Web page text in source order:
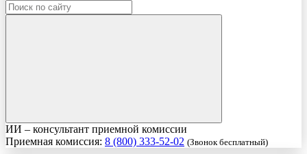
ИИ – консультант приемной комиссии
Приемная комиссия: 8 (800) 333-52-02 (Звонок бесплатный)